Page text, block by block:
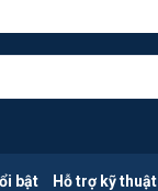
bật Hỗ trợ kỹ thuật